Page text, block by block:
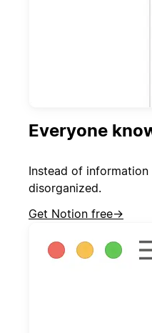
Everyone
Instead of
disorganized.
Get Notion free→